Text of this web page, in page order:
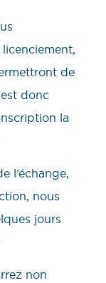
de
donc
la
l’échange,
nous
jours
non